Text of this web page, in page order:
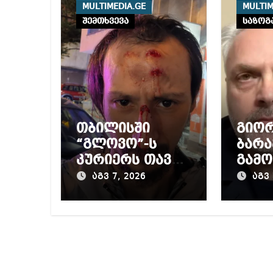
MULTIMEDIA.GE
შემთხვევა
თბილისში
“გლოვო”-ს
კურიერს თავს
დაესხნენ
აგვ 7, 2026 აგვ